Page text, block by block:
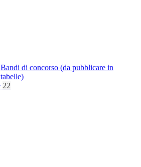
Bandi di concorso (da pubblicare in
tabelle)
22